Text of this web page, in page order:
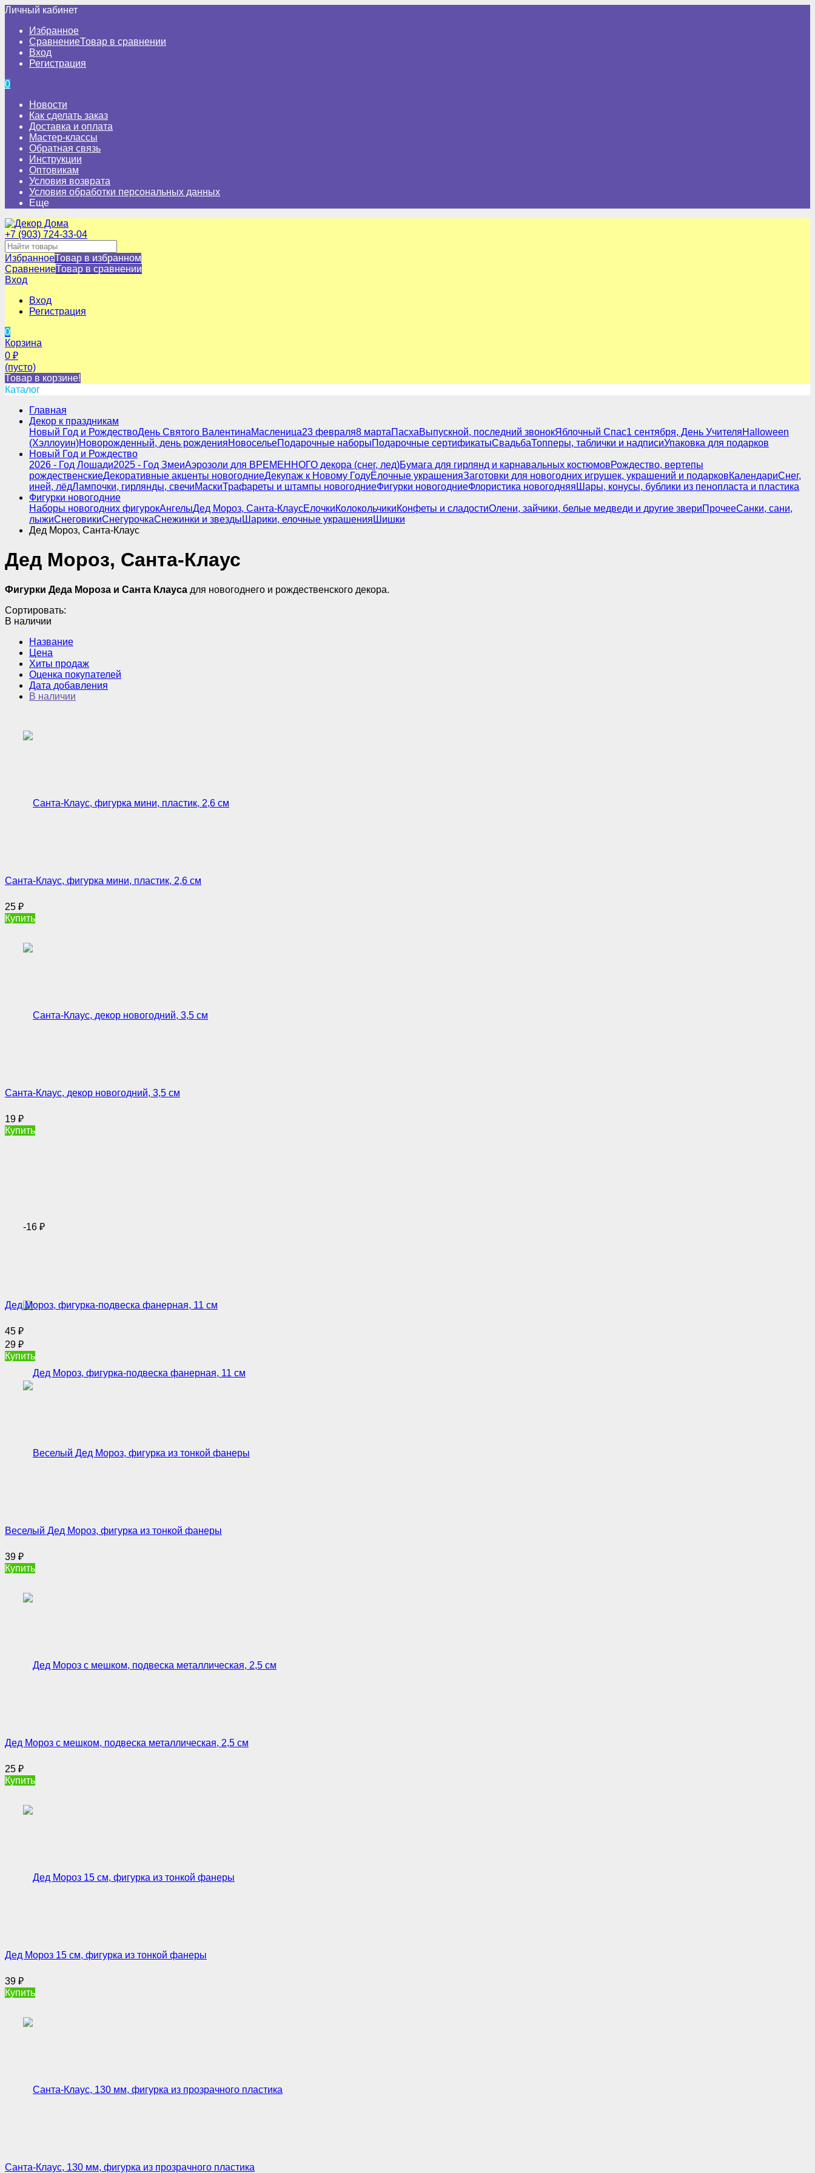
Личный кабинет
Избранное
СравнениеТовар в сравнении
Вход
Регистрация
0
Новости
Как сделать заказ
Доставка и оплата
Мастер-классы
Обратная связь
Инструкции
Оптовикам
Условия возврата
Условия обработки персональных данных
Еще
+7 (903) 724-33-04
ИзбранноеТовар в избранном
СравнениеТовар в сравнении
Вход
Вход
Регистрация
0
Корзина
0 ₽
(пусто)
Товар в корзине!
Каталог
Главная
Декор к праздникам
Новый Год и РождествоДень Святого ВалентинаМасленица23 февраля8 мартаПасхаВыпускной, последний звонокЯблочный Спас1 сентября, День УчителяHalloween
(Хэллоуин)Новорожденный, день рожденияНовосельеПодарочные наборыПодарочные сертификатыСвадьбаТопперы, таблички и надписиУпаковка для подарков
Новый Год и Рождество
2026 - Год Лошади2025 - Год ЗмеиАэрозоли для ВРЕМЕННОГО декора (снег, лед)Бумага для гирлянд и карнавальных костюмовРождество, вертепы
рождественскиеДекоративные акценты новогодниеДекупаж к Новому ГодуЁлочные украшенияЗаготовки для новогодних игрушек, украшений и подарковКалендариСнег,
иней, лёдЛампочки, гирлянды, свечиМаскиТрафареты и штампы новогодниеФигурки новогодниеФлористика новогодняя Шары, конусы, бублики из пенопласта и пластика
Фигурки новогодние
Наборы новогодних фигурокАнгелыДед Мороз, Санта-КлаусЕлочкиКолокольчикиКонфеты и сладостиОлени, зайчики, белые медведи и другие звериПрочееСанки, сани,
лыжиСнеговикиСнегурочкаСнежинки и звезды Шарики, елочные украшения Шишки
Дед Мороз, Санта-Клаус
Дед Мороз, Санта-Клаус
Фигурки Деда Мороза и Санта Клауса для новогоднего и рождественского декора.
Сортировать:
В наличии
Название
Цена
Хиты продаж
Оценка покупателей
Дата добавления
В наличии
Санта-Клаус, фигурка мини, пластик, 2,6 см
25 ₽
Купить
Санта-Клаус, декор новогодний, 3,5 см
19 ₽
Купить
-16 ₽
Дед Мороз, фигурка-подвеска фанерная, 11 см
45 ₽
29 ₽
Купить
Веселый Дед Мороз, фигурка из тонкой фанеры
39 ₽
Купить
Дед Мороз с мешком, подвеска металлическая, 2,5 см
25 ₽
Купить
Дед Мороз 15 см, фигурка из тонкой фанеры
39 ₽
Купить
Санта-Клаус, 130 мм, фигурка из прозрачного пластика